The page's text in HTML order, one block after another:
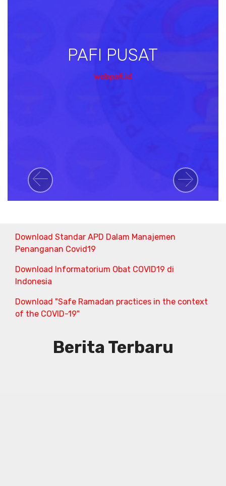
PAFI PUSAT
webpafi.id
Previous Next
Download Standar APD Dalam Manajemen
Penanganan Covid19
Download Informatorium Obat COVID19 di
Indonesia
Download "Safe Ramadan practices in the context
of the COVID-19"
Berita Terbaru